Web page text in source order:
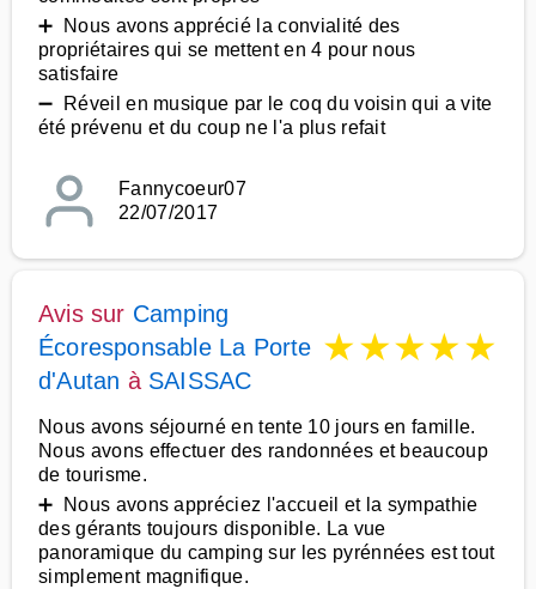
➕ Nous avons apprécié la convialité des
propriétaires qui se mettent en 4 pour nous
satisfaire
➖ Réveil en musique par le coq du voisin qui a vite
été prévenu et du coup ne l'a plus refait
Fannycoeur07
22/07/2017
Avis sur Camping
Écoresponsable La Porte
d'Autan à SAISSAC
★★★★★
Nous avons séjourné en tente 10 jours en famille.
Nous avons effectuer des randonnées et beaucoup
de tourisme.
➕ Nous avons appréciez l'accueil et la sympathie
des gérants toujours disponible. La vue
panoramique du camping sur les pyrénnées est tout
simplement magnifique.